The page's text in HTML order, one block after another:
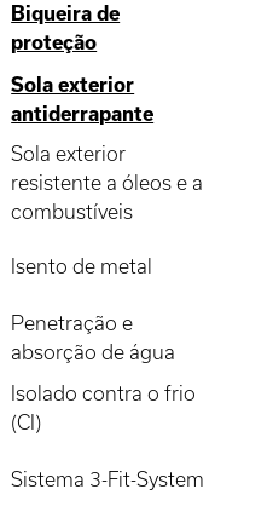
Biqueira de
proteção
Sola exterior
antiderrapante
Sola exterior
resistente a óleos e a
combustíveis
Isento de metal
Penetração e
absorção de água
Isolado contra o frio
(CI)
Sistema 3-Fit-System